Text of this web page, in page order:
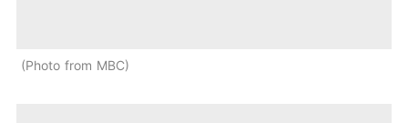
Photo from MBC